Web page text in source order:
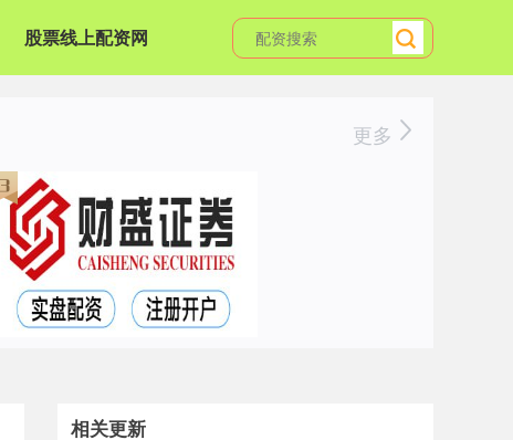
股票线上配资网
更多
相关更新